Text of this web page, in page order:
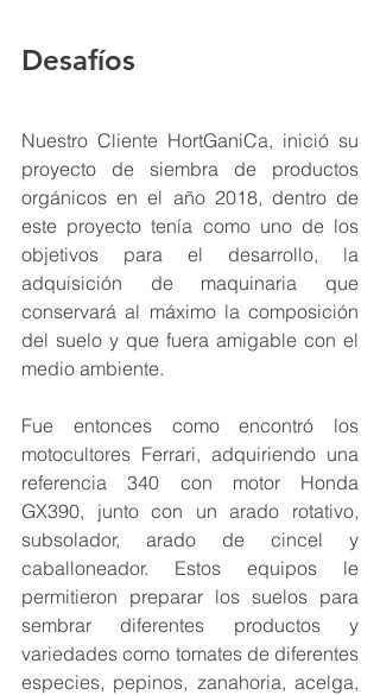
Desafíos
Nuestro Cliente HortGaniCa, inició su
proyecto de siembra de productos
orgánicos en el año 2018, dentro de
este proyecto tenía como uno de los
objetivos para el desarrollo, la
adquisición de maquinaria que
conservará al máximo la composición
del suelo y que fuera amigable con el
medio ambiente.
Fue entonces como encontró los
motocultores Ferrari, adquiriendo una
referencia 340 con motor Honda
GX390, junto con un arado rotativo,
subsolador, arado de cincel y
caballoneador. Estos equipos le
permitieron preparar los suelos para
sembrar diferentes productos y
variedades como tomates de diferentes
especies, pepinos, zanahoria, acelga,